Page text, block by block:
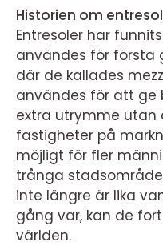
Historien om
Entresoler har
användes för första
där de kallades
användes för att ge
extra utrymme
fastigheter på
möjligt för fler
trånga
inte längre är lika
gång var, kan de
världen.